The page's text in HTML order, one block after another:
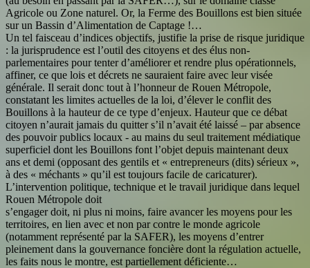
Agricole ou Zone naturel. Or, la Ferme des Bouillons est bien située
sur un Bassin d’Alimentation de Captage !…
Un tel faisceau d’indices objectifs, justifie la prise de risque juridique
: la jurisprudence est l’outil des citoyens et des élus non-
parlementaires pour tenter d’améliorer et rendre plus opérationnels,
affiner, ce que lois et décrets ne sauraient faire avec leur visée
générale. Il serait donc tout à l’honneur de Rouen Métropole,
constatant les limites actuelles de la loi, d’élever le conflit des
Bouillons à la hauteur de ce type d’enjeux. Hauteur que ce débat
citoyen n’aurait jamais du quitter s’il n’avait été laissé – par absence
des pouvoir publics locaux - au mains du seul traitement médiatique
superficiel dont les Bouillons font l’objet depuis maintenant deux
ans et demi (opposant des gentils et « entrepreneurs (dits) sérieux »,
à des « méchants » qu’il est toujours facile de caricaturer).
L’intervention politique, technique et le travail juridique dans lequel
Rouen Métropole doit
s’engager doit, ni plus ni moins, faire avancer les moyens pour les
territoires, en lien avec et non par contre le monde agricole
(notamment représenté par la SAFER), les moyens d’entrer
pleinement dans la gouvernance foncière dont la régulation actuelle,
les faits nous le montre, est partiellement déficiente…